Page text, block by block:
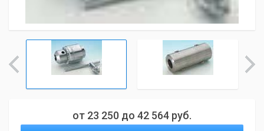
от 23 250 до 42 564 руб.